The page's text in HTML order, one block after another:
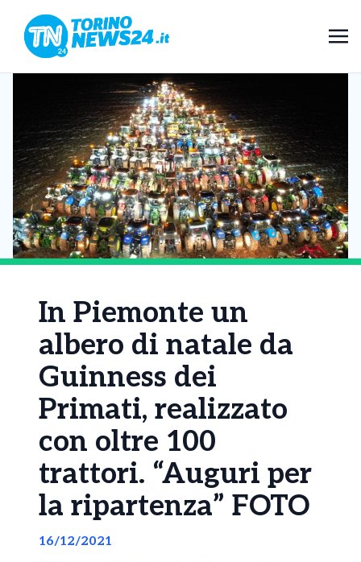
In Piemonte un
albero di natale da
Guinness dei
Primati, realizzato
con oltre 100
trattori. “Auguri per
la ripartenza” FOTO
16/12/2021